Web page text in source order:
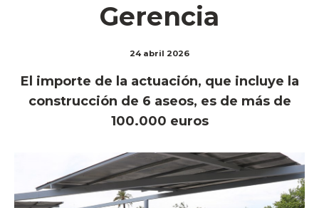
Gerencia
24 abril 2026
El importe de la actuación, que incluye la
construcción de 6 aseos, es de más de
100.000 euros